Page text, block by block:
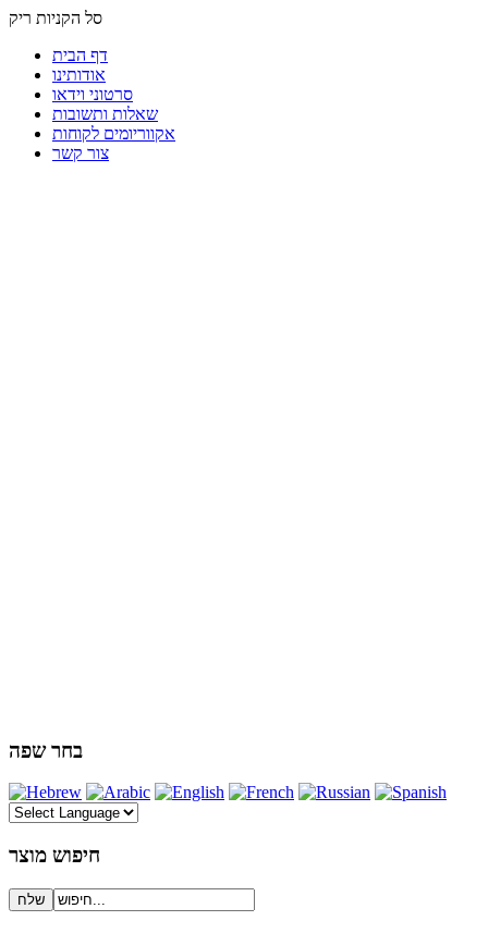
סל הקניות ריק
דף הבית
אודותינו
סרטוני וידאו
שאלות ותשובות
אקווריומים לקוחות
צור קשר
בחר שפה
חיפוש מוצר